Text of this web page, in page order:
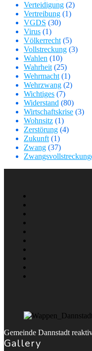
Verteidigung (2)
Vertreibung (1)
VGDS (30)
Virus (1)
Völkerrecht(5)
Vollstreckung (3)
Wahlen (10)
Wahrheit(25)
Wehrmacht(1)
Wehrzwang (2)
Wichtiges (7)
Widerstand (80)
Wirtschaftskrise (3)
Wohnsitz (1)
Zerstörung (4)
Zukunft(1)
Zwang (37)
Gemeinde Dannstadt
Gallery